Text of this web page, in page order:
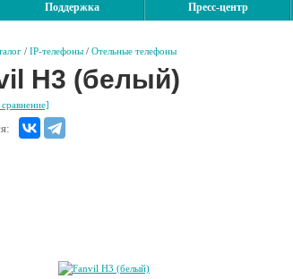
Поддержка Пресс-центр
/ IP-телефоны / Отельные телефоны
H3 (белый)